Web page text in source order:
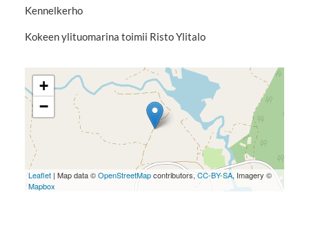
Kennelkerho
Kokeen ylituomarina toimii Risto Ylitalo
+
−
Leaflet| Map data ©OpenStreetMapcontributors, CC-BY-SA, Imagery ©
Mapbox